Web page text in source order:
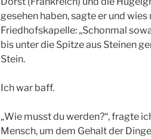
gesehen haben, sagte er und
Friedhofskapelle: „Schonmal
bis unter die Spitze aus Steinen
Stein.
Ich war baff.
„Wie musst du werden?“, fragte
Mensch, um dem Gehalt der